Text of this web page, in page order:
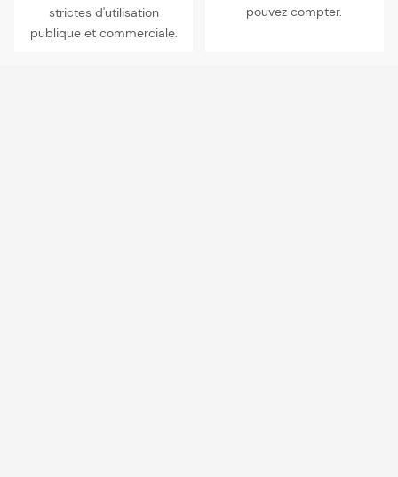
strictes d'utilisation
publique et commerciale.
pouvez compter.